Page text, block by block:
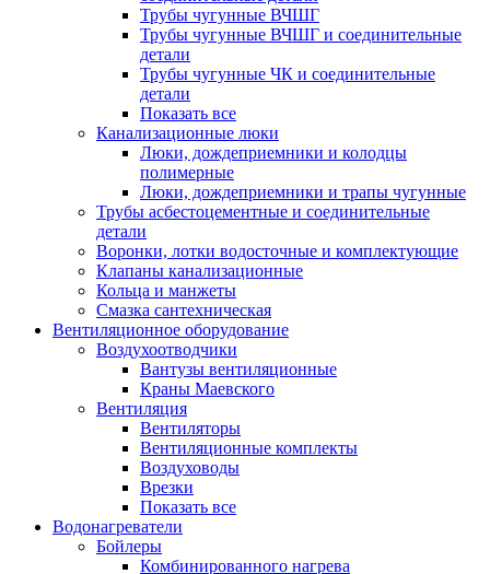
Трубы чугунные ВЧШГ
Трубы чугунные ВЧШГ и соединительные
детали
Трубы чугунные ЧК и соединительные
детали
Показать все
Канализационные люки
Люки, дождеприемники и колодцы
полимерные
Люки, дождеприемники и трапы чугунные
Трубы асбестоцементные и соединительные
детали
Воронки, лотки водосточные и комплектующие
Клапаны канализационные
Кольца и манжеты
Смазка сантехническая
Вентиляционное оборудование
Воздухоотводчики
Вантузы вентиляционные
Краны Маевского
Вентиляция
Вентиляторы
Вентиляционные комплекты
Воздуховоды
Врезки
Показать все
Водонагреватели
Бойлеры
Комбинированного нагрева